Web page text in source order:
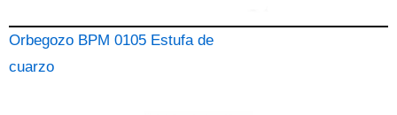
Orbegozo BPM 0105 Estufa de
cuarzo